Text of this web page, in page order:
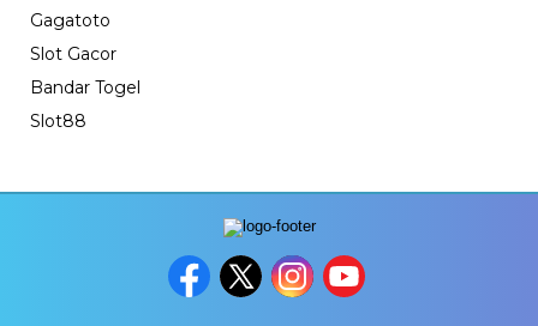
Gagatoto
Slot Gacor
Bandar Togel
Slot88